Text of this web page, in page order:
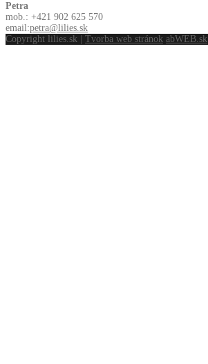
Petra
mob.: +421 902 625 570
email:petra@lilies.sk
Copyright lilies.sk | Tvorba web stránok abWEB.sk